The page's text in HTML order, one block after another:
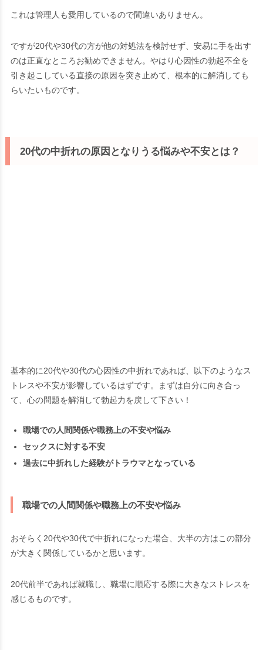
これは管理人も愛用しているので間違いありません。
ですが20代や30代の方が他の対処法を検討せず、安易に手を出す
のは正直なところお勧めできません。やはり心因性の勃起不全を
引き起こしている直接の原因を突き止めて、根本的に解消しても
らいたいものです。
20代の中折れの原因となりうる悩みや不安とは？
基本的に20代や30代の心因性の中折れであれば、以下のようなス
トレスや不安が影響しているはずです。まずは自分に向き合っ
て、心の問題を解消して勃起力を戻して下さい！
職場での人間関係や職務上の不安や悩み
セックスに対する不安
過去に中折れした経験がトラウマとなっている
職場での人間関係や職務上の不安や悩み
おそらく20代や30代で中折れになった場合、大半の方はこの部分
が大きく関係しているかと思います。
20代前半であれば就職し、職場に順応する際に大きなストレスを
感じるものです。